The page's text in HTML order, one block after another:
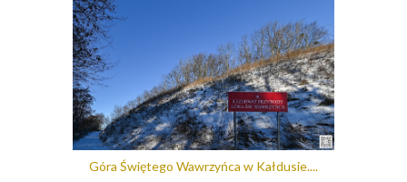
Góra Świętego Wawrzyńca w Kałdusie....